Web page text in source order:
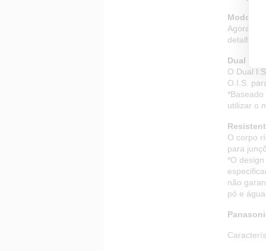
Modo de
Agora,
Dual I.S.
O Dual
O.I.S.
utilizar o
O corpo
para
*O
não
pó e água.